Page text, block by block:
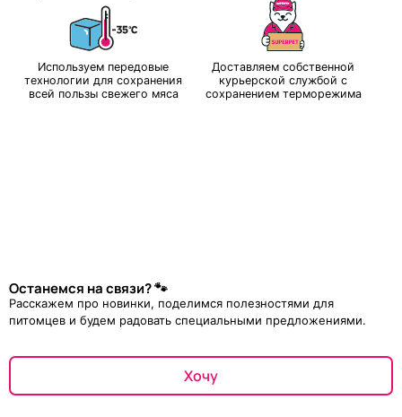
Используем передовые
технологии для сохранения
всей пользы свежего мяса
Доставляем собственной
курьерской службой с
сохранением терморежима
Останемся на связи? 🐾
Расскажем про новинки, поделимся полезностями для
питомцев и будем радовать специальными предложениями.
Хочу